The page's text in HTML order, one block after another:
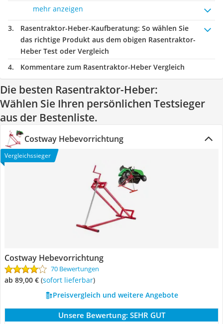
mehr anzeigen
Rasentraktor-Heber-Kaufberatung: So wählen Sie
das richtige Produkt aus dem obigen Rasentraktor-
Heber Test oder Vergleich
Kommentare zum Rasentraktor-Heber Vergleich
Die besten Rasentraktor-Heber:
Wählen Sie Ihren persönlichen Testsieger
aus der Bestenliste.
Costway Hebevorrichtung
Vergleichssieger
Costway Hebevorrichtung
70 Bewertungen
ab 89,00 € ( Sofort lieferbar)
Preisvergleich und weitere Angebote
Unsere Bewertung: SEHR GUT